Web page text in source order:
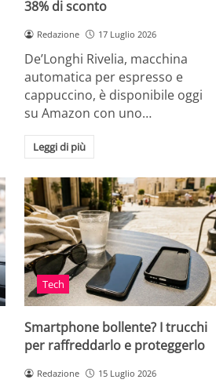
38% di sconto
Redazione 17 Luglio 2026
De’Longhi Rivelia, macchina
automatica per espresso e
cappuccino, è disponibile oggi
su Amazon con uno…
Leggi di più
Tech
Smartphone bollente? I trucchi
per raffreddarlo e proteggerlo
Redazione 15 Luglio 2026